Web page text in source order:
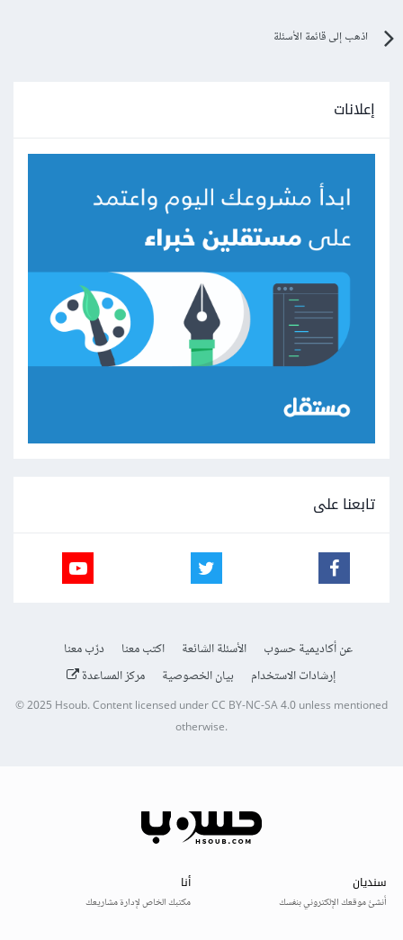
اذهب إلى قائمة الأسئلة
إعلانات
تابعنا على
عن أكاديمية حسوب الأسئلة الشائعة اكتب معنا
درّب معنا
إرشادات الاستخدام
بيان الخصوصية مركز المساعدة
© 2025Hsoub.Content licensed underCC BY-NC-SA 4.0unless mentioned
otherwise.